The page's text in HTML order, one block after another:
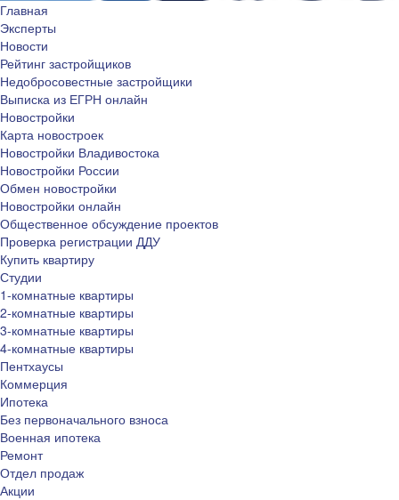
Главная
Эксперты
Новости
Рейтинг застройщиков
Недобросовестные застройщики
Выписка из ЕГРН онлайн
Новостройки
Карта новостроек
Новостройки Владивостока
Новостройки России
Обмен новостройки
Новостройки онлайн
Общественное обсуждение проектов
Проверка регистрации ДДУ
Купить квартиру
Студии
1-комнатные квартиры
2-комнатные квартиры
3-комнатные квартиры
4-комнатные квартиры
Пентхаусы
Коммерция
Ипотека
Без первоначального взноса
Военная ипотека
Ремонт
Отдел продаж
Акции